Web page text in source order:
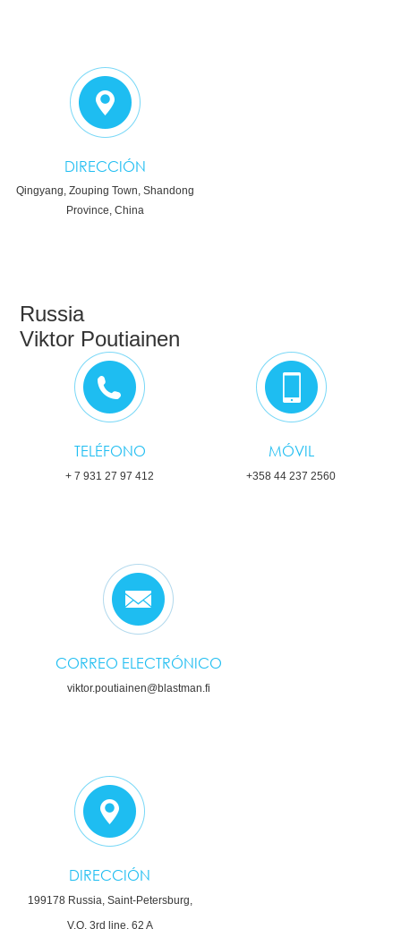
DIRECCIÓN
Qingyang, Zouping Town, Shandong
Province, China
Russia
Viktor Poutiainen
TELÉFONO
+ 7 931 27 97 412
MÓVIL
+358 44 237 2560
CORREO ELECTRÓNICO
viktor.poutiainen@blastman.fi
DIRECCIÓN
199178 Russia, Saint-Petersburg,
V.O. 3rd line, 62 A